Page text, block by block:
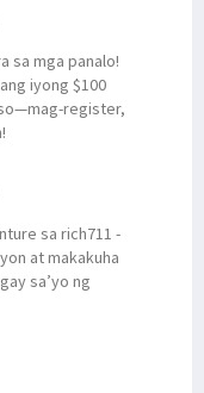
sa mga panalo!
iyong $100
register,
sa rich711 -
at makakuha
sa’yo ng